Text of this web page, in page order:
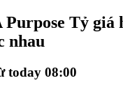
Purpose Tỷ giá
nhau
today 08:00